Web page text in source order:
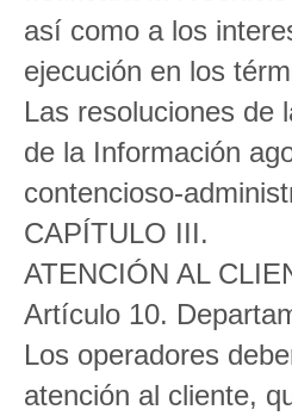
así como a los
ejecución en los
Las resoluciones de
de la Información
contencioso-
CAPÍTULO III.
ATENCIÓN AL
Artículo 10.
Los operadores
atención al cliente,